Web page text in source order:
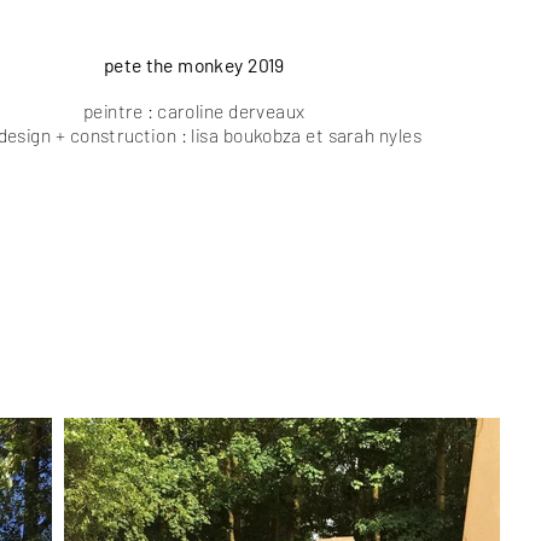
pete the monkey 2019
peintre : caroline derveaux
+ construction : lisa boukobza et sarah nyles